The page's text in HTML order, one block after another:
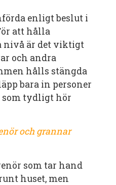
enligt beslut i
att hålla
nivå är det viktigt
och andra
hålls stängda
bara in personer
som tydligt hör
och grannar
som tar hand
huset, men